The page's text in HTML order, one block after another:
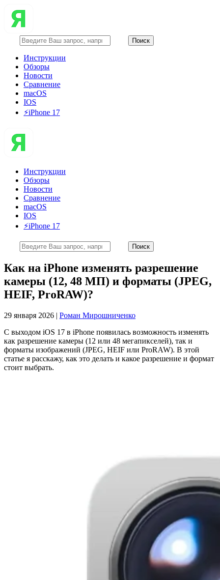
Инструкции
Обзоры
Новости
Сравнение
macOS
IOS
⚡️iPhone 17
Инструкции
Обзоры
Новости
Сравнение
macOS
IOS
⚡️iPhone 17
Как на iPhone изменять разрешение
камеры (12, 48 МП) и форматы (JPEG,
HEIF, ProRAW)?
29 января 2026 | Роман Мирошниченко
С выходом iOS 17 в iPhone появилась возможность изменять
как разрешение камеры (12 или 48 мегапикселей), так и
форматы изображений (JPEG, HEIF или ProRAW). В этой
статье я расскажу, как это делать и какое разрешение и формат
стоит выбрать.